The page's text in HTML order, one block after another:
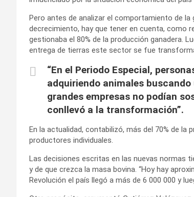
Pero antes de analizar el comportamiento de
decrecimiento, hay que tener en cuenta, como
gestionaba el 80% de la producción ganadera.
entrega de tierras este sector se fue
“En el Periodo Especial,
adquiriendo animales
grandes empresas no podían
conllevó a la transformación”.
En la actualidad, contabilizó, más del 70% de
productores individuales.
Las decisiones escritas en las nuevas normas
y de que crezca la masa bovina. “Hoy hay
Revolución el país llegó a más de 6 000 000 y